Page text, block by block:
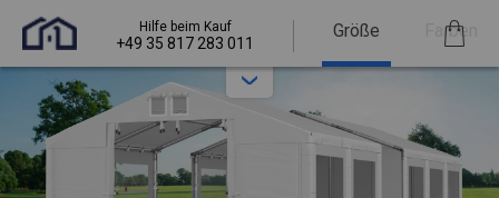
Hilfe beim Kauf
+49 35 817 283 011
Größe Farben